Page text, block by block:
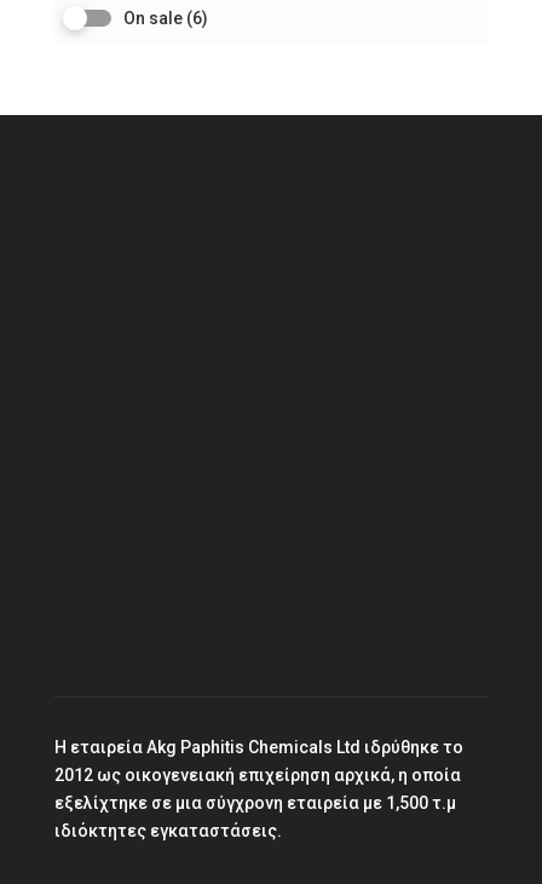
On sale (6)
Η εταιρεία Akg Paphitis Chemicals Ltd ιδρύθηκε το
2012 ως οικογενειακή επιχείρηση αρχικά, η οποία
εξελίχτηκε σε μια σύγχρονη εταιρεία με 1,500 τ.μ
ιδιόκτητες εγκαταστάσεις.